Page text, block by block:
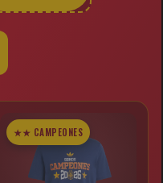
★★ CAMPEONES